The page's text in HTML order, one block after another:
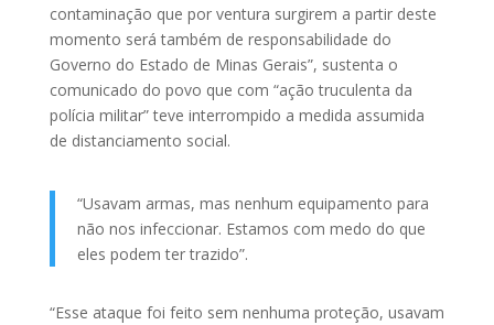
contaminação que por ventura surgirem a partir deste
momento será também de responsabilidade do
Governo do Estado de Minas Gerais”, sustenta o
comunicado do povo que com “ação truculenta da
polícia militar” teve interrompido a medida assumida
de distanciamento social.
“Usavam armas, mas nenhum equipamento para
não nos infeccionar. Estamos com medo do que
eles podem ter trazido”.
“Esse ataque foi feito sem nenhuma proteção, usavam